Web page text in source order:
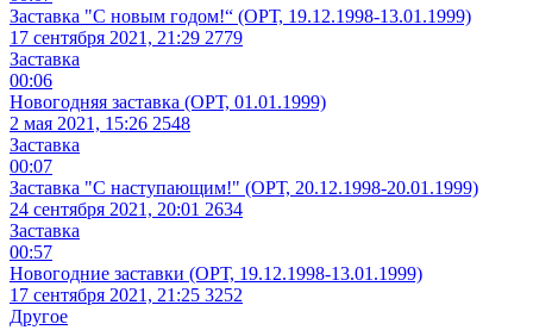
Заставка "С новым годом!“ (ОРТ, 19.12.1998-13.01.1999)
17 сентября 2021, 21:29 2779
Заставка
00:06
Новогодняя заставка (ОРТ, 01.01.1999)
2 мая 2021, 15:26 2548
Заставка
00:07
Заставка "С наступающим!" (ОРТ, 20.12.1998-20.01.1999)
24 сентября 2021, 20:01 2634
Заставка
00:57
Новогодние заставки (ОРТ, 19.12.1998-13.01.1999)
17 сентября 2021, 21:25 3252
Другое